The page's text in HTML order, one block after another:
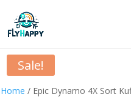
Home / Epic Dynamo 4X Sort
Sale!